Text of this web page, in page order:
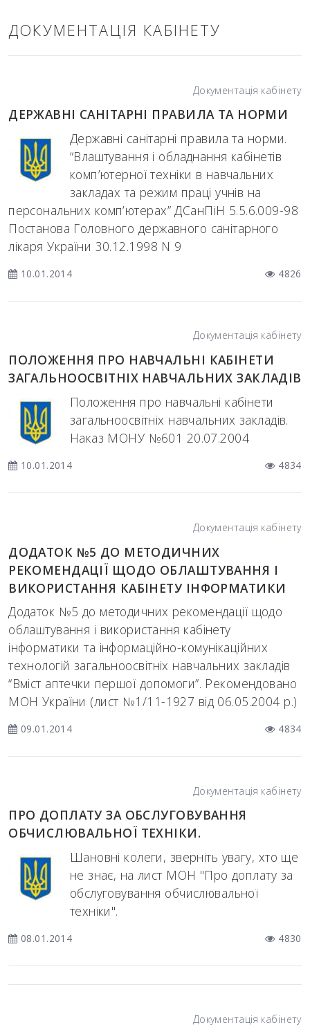
ДОКУМЕНТАЦІЯ КАБІНЕТУ
Документація кабінету
ДЕРЖАВНІ САНІТАРНІ ПРАВИЛА ТА НОРМИ
Державні санітарні правила та норми.
“Влаштування і обладнання кабінетів
комп’ютерної техніки в навчальних
закладах та режим праці учнів на
персональних комп’ютерах” ДСанПіН 5.5.6.009-98
Постанова Головного державного санітарного
лікаря України 30.12.1998 N 9
10.01.2014 4826
Документація кабінету
ПОЛОЖЕННЯ ПРО НАВЧАЛЬНІ КАБІНЕТИ
ЗАГАЛЬНООСВІТНІХ НАВЧАЛЬНИХ ЗАКЛАДІВ
Положення про навчальні кабінети
загальноосвітніх навчальних закладів.
Наказ МОНУ №601 20.07.2004
10.01.2014 4834
Документація кабінету
ДОДАТОК №5 ДО МЕТОДИЧНИХ
РЕКОМЕНДАЦІЇ ЩОДО ОБЛАШТУВАННЯ І
ВИКОРИСТАННЯ КАБІНЕТУ ІНФОРМАТИКИ
Додаток №5 до методичних рекомендації щодо
облаштування і використання кабінету
інформатики та інформаційно-комунікаційних
технологій загальноосвітніх навчальних закладів
“Вміст аптечки першої допомоги”. Рекомендовано
МОН України (лист №1/11-1927 від 06.05.2004 р.)
09.01.2014 4834
Документація кабінету
ПРО ДОПЛАТУ ЗА ОБСЛУГОВУВАННЯ
ОБЧИСЛЮВАЛЬНОЇ ТЕХНІКИ.
Шановні колеги, зверніть увагу, хто ще
не знає, на лист МОН "Про доплату за
обслуговування обчислювальної
техніки".
08.01.2014 4830
Документація кабінету